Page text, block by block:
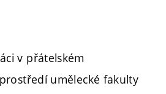
v přátelském
umělecké fakulty